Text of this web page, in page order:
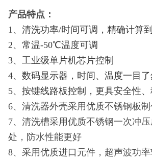
产品特点：
1、 清洗功率/时间可调，精确计算
2、常温-50℃温度可调
3、工业级单片机芯片控制
4、数码显示器，时间、温度一目了
5、按键线路板控制，更具安全性
6、清洗器外壳采用优质不锈钢板
7、清洗槽采用优质不锈钢一次冲
处，防水性能更好
8、采用优质进口元件，超声波功